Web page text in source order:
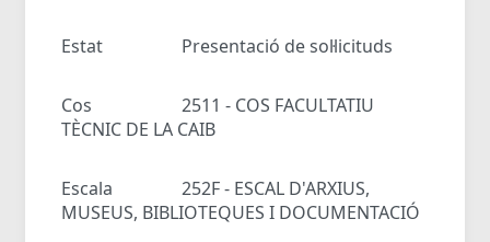
Estat Presentació de sol·licituds
Cos
2511 - COS FACULTATIU
TÈCNIC DE LA CAIB
Escala
252F - ESCAL D'ARXIUS,
MUSEUS, BIBLIOTEQUES I DOCUMENTACIÓ